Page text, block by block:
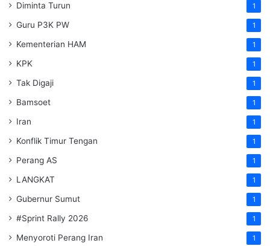
Diminta Turun 1
Guru P3K PW 1
Kementerian HAM 1
KPK 1
Tak Digaji 1
Bamsoet 1
Iran 1
Konflik Timur Tengan 1
Perang AS 1
LANGKAT 1
Gubernur Sumut 1
#Sprint Rally 2026 1
Menyoroti Perang Iran 1